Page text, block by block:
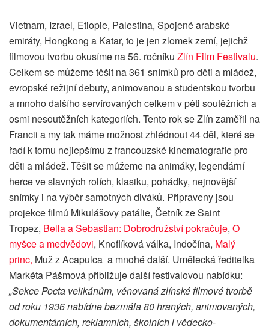
Vietnam, Izrael, Etiopie, Palestina, Spojené arabské
emiráty, Hongkong a Katar, to je jen zlomek zemí, jejichž
filmovou tvorbu okusíme na 56. ročníku Zlín Film Festivalu.
Celkem se můžeme těšit na 361 snímků pro děti a mládež,
evropské režijní debuty, animovanou a studentskou tvorbu
a mnoho dalšího servírovaných celkem v pěti soutěžních a
osmi nesoutěžních kategoriích. Tento rok se Zlín zaměřil na
Francii a my tak máme možnost zhlédnout 44 děl, které se
řadí k tomu nejlepšímu z francouzské kinematografie pro
děti a mládež. Těšit se můžeme na animáky, legendární
herce ve slavných rolích, klasiku, pohádky, nejnovější
snímky i na výběr samotných diváků. Připraveny jsou
projekce filmů Mikulášovy patálie, Četník ze Saint
Tropez, Bella a Sebastian: Dobrodružství pokračuje, O
myšce a medvědovi, Knoflíková válka, Indočína, Malý
princ, Muž z Acapulca a mnohé další. Umělecká ředitelka
Markéta Pášmová přibližuje další festivalovou nabídku:
„Sekce Pocta velikánům, věnovaná zlínské filmové tvorbě
od roku 1936 nabídne bezmála 80 hraných, animovaných,
dokumentárních, reklamních, školních i vědecko-